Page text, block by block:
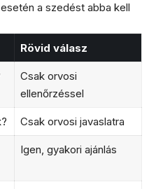
a szedést abba kell
Rövid válasz
Csak orvosi
ellenőrzéssel
Csak orvosi javaslatra
Igen, gyakori ajánlás